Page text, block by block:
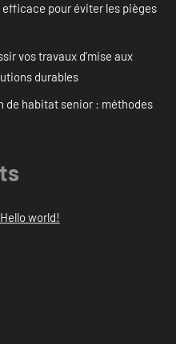
pour éviter les pièges
vos travaux d’mise aux
durables
de habitat senior : méthodes
Hello world!